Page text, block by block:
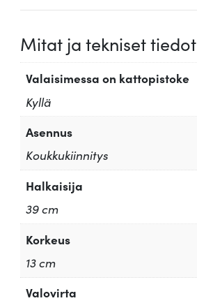
Mitat ja tekniset tiedot
Valaisimessa on kattopistoke
Kyllä
Asennus
Koukkukiinnitys
Halkaisija
39 cm
Korkeus
13 cm
Valovirta